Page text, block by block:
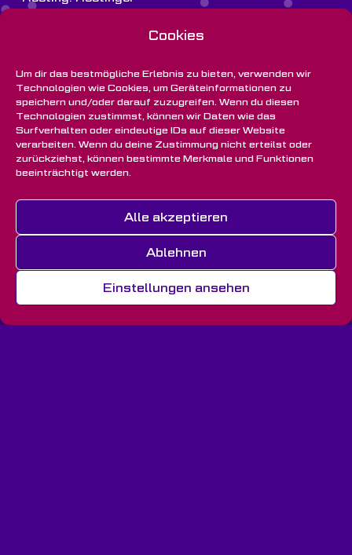
Cookies
Um dir das bestmögliche Erlebnis zu bieten, verwenden wir
Technologien wie Cookies, um Geräteinformationen zu
speichern und/oder darauf zuzugreifen. Wenn du diesen
Technologien zustimmst, können wir Daten wie das
Surfverhalten oder eindeutige IDs auf dieser Website
verarbeiten. Wenn du deine Zustimmung nicht erteilst oder
zurückziehst, können bestimmte Merkmale und Funktionen
beeinträchtigt werden.
Alle akzeptieren
Ablehnen
Einstellungen ansehen
Server Standort: Frankreich, Europa